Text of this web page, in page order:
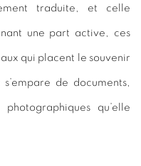
traduite, et celle
une part active, ces
qui placent le souvenir
de documents,
qu’elle